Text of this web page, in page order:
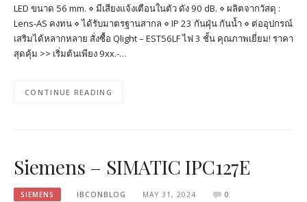
LED ขนาด 56 mm. ⋄ มีเสียงแจ้งเตือนในตัว ดัง 90 dB. ⋄ ผลิตจากวัสดุ :
Lens-AS คงทน ⋄ ได้รับมาตรฐานสากล ⋄ IP 23 กันฝุ่น กันน้ำ ⋄ ต่ออุปกรณ์
เสริมได้หลากหลาย สั่งซื้อ Qlight – EST56LF ไฟ 3 ชั้น คุณภาพเยี่ยม! ราคา
สุดคุ้ม >> เริ่มต้นเพียง 9xx.-…
CONTINUE READING
Siemens – SIMATIC IPC127E
SIEMENS IBCONBLOG MAY 31, 2024 0